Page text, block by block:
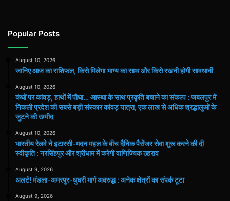
Popular Posts
August 10, 2026
जानिए आज का राशिफल, किसे मिलेगा भाग्य का साथ और किसे रखनी होगी सावधानी
August 10, 2026
कंधों पर कांवड़, हाथों में पौधा… आस्था के साथ प्रकृति बचाने का संकल्प : जबलपुर में
निकली प्रदेश की सबसे बड़ी संस्कार कांवड़ यात्रा, एक लाख से अधिक श्रद्धालुओं के
जुटने की उम्मीद
August 10, 2026
भारतीय रेलवे ने इटारसी-मदन महल के बीच दैनिक पैसेंजर सेवा शुरू करने की दी
स्वीकृति : नरसिंहपुर और श्रीधाम में करेगी वाणिज्यिक ठहराव
August 9, 2026
अलर्ट! मंडला-अमरपुर-घुघरी मार्ग अवरुद्ध : अनेक क्षेत्रों का संपर्क टूटा
August 9, 2026